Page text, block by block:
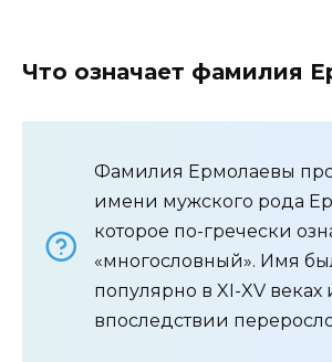
Что означает фамилия
Фамилия Ермолаевы
имени мужского рода
которое по-гречески
«многословный». Имя
популярно в XI-XV веках
впоследствии